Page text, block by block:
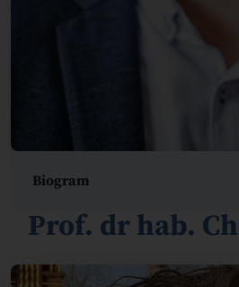
Biogram
Prof. dr hab.